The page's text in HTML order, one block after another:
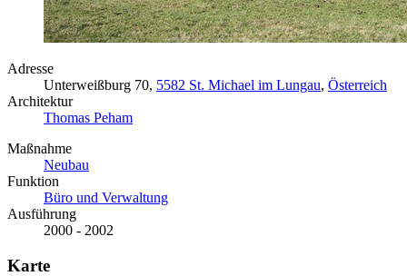
Adresse
Unterweißburg 70, 5582 St. Michael im Lungau, Österreich
Architektur
Thomas Peham
Maßnahme
Neubau
Funktion
Büro und Verwaltung
Ausführung
2000 - 2002
Karte